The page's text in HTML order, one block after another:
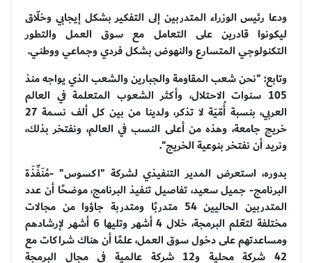
ودعا رئيس الوزراء المتدربين إلى التفكير بشكل إيجابي وخلّاق
ليكونوا قادرين على التعامل مع سوق العمل والتطور
التكنولوجي المتسارع والنهوض بشكل فردي وجماعي ووطني.
وتابع: "نحن شعب المقاومة والجبارين والشعب الذي يواجه منذ
105 سنوات الاحتلال، وأكثر الشعوب المتعلمة في العالم
العربي، بنسبة أُمّيَة لا تذكر، ولدينا من بين كل ألف نسمة 27
خريج جامعة، وهذه من أعلى النسب في العالم، ونفتخر بذلك،
ونريد أن نفتخر بنوعية الخريج".
بدوره، استعرض المدير التنفيذي لشركة "اكسوس" -مُنَفِّذَة
البرنامج- جميل سعيد، تفاصيل تنفيذ البرنامج، موضحًا أن عدد
المتدربين الحاليين 54 متدربًا ومتدربة جاؤوا من مجالات
مختلفة لتعّلم البرمجة، خلال 4 أشهر وتليها 6 أشهر لإرشادهم
ومساعدتهم على دخول سوق العمل، علمًا أن هناك شراكات مع
42 شركة محلية و12 شركة عالمية في مجال البرمجة